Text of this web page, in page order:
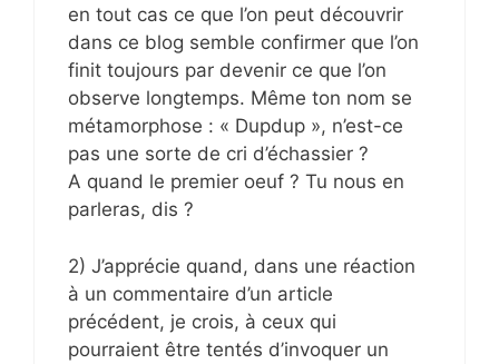
en tout cas ce que l’on peut découvrir
dans ce blog semble confirmer que l’on
finit toujours par devenir ce que l’on
observe longtemps. Même ton nom se
métamorphose : « Dupdup », n’est-ce
pas une sorte de cri d’échassier ?
A quand le premier oeuf ? Tu nous en
parleras, dis ?
2) J’apprécie quand, dans une réaction
à un commentaire d’un article
précédent, je crois, à ceux qui
pourraient être tentés d’invoquer un